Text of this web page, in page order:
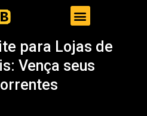
para Lojas de
Vença seus